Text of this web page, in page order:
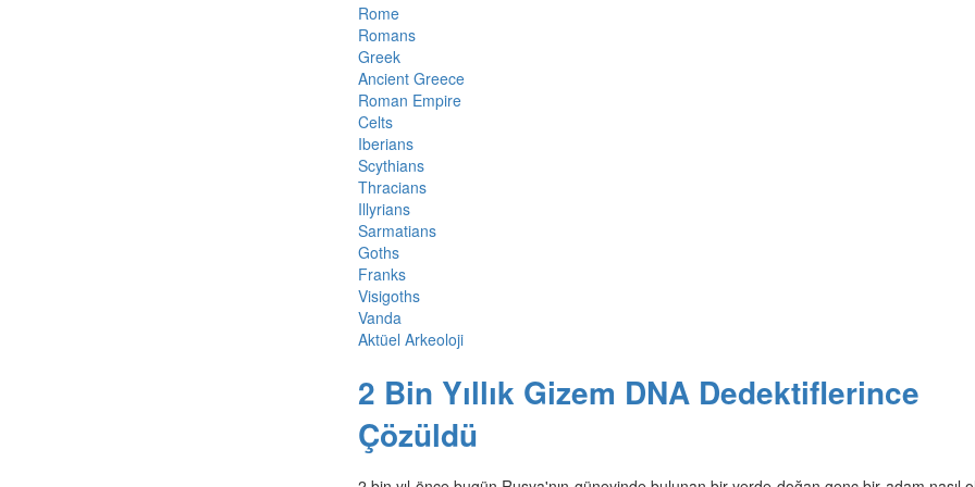
Rome
Romans
Greek
Ancient Greece
Roman Empire
Celts
Iberians
Scythians
Thracians
Illyrians
Sarmatians
Goths
Franks
Visigoths
Vanda
Aktüel Arkeoloji
2 Bin Yıllık Gizem DNA Dedektiflerince
Çözüldü